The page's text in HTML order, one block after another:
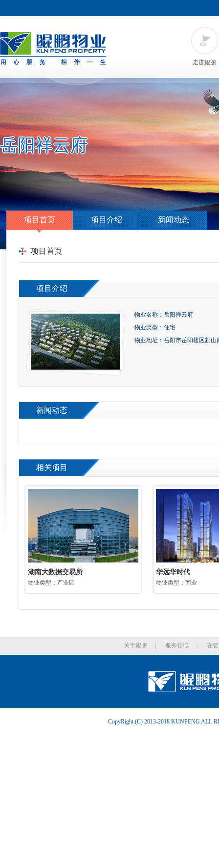
走进鲲鹏
岳阳祥云府
项目首页 项目介绍 新闻动态
项目首页
项目介绍
物业名称：岳阳祥云府
物业类型：住宅
物业地址：岳阳市岳阳楼区赶山
新闻动态
相关项目
湖南大数据交易所
物业类型：产业园
华远华时代
物业类型：商业
关于鲲鹏 服务领域 在
CopyRight (C) 2013-2018 KUNPENG ALL